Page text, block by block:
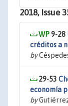
2018, Issue
9-28
créditos a
by
29-53
economía
by